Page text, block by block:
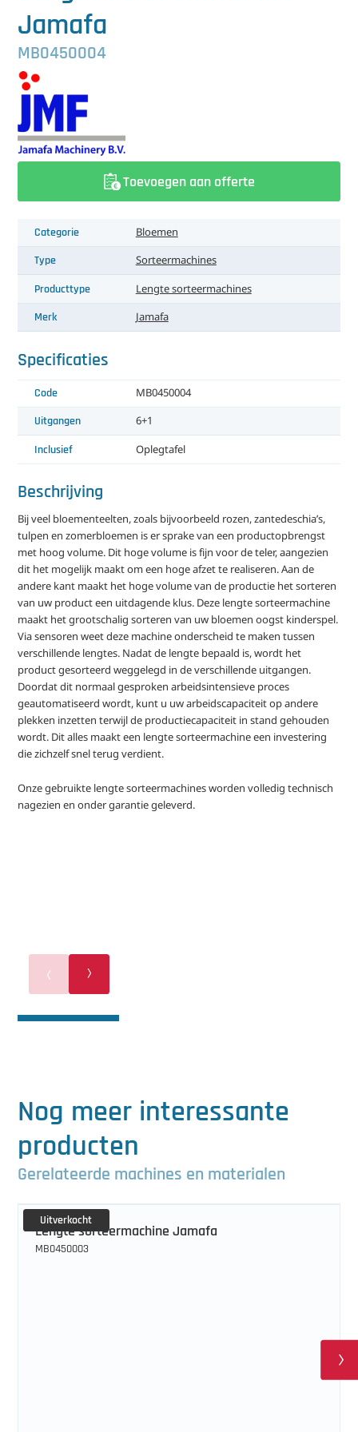
Koeling
Ontvochtiging
Reinigingsmachines
Sorteermachines
Teeltbenodigdheden
Ventilatoren
Laatst toegevoegd
Jamafa
MB0450004
Toevoegen aan offerte
Categorie Bloemen
Type Sorteermachines
Producttype Lengte sorteermachines
Merk Jamafa
Specificaties
Code MB0450004
Uitgangen 6+1
Inclusief Oplegtafel
Beschrijving
Bij veel bloementeelten, zoals bijvoorbeeld rozen, zantedeschia’s,
tulpen en zomerbloemen is er sprake van een productopbrengst
met hoog volume. Dit hoge volume is fijn voor de teler, aangezien
dit het mogelijk maakt om een hoge afzet te realiseren. Aan de
andere kant maakt het hoge volume van de productie het sorteren
van uw product een uitdagende klus. Deze lengte sorteermachine
maakt het grootschalig sorteren van uw bloemen oogst kinderspel.
Via sensoren weet deze machine onderscheid te maken tussen
verschillende lengtes. Nadat de lengte bepaald is, wordt het
product gesorteerd weggelegd in de verschillende uitgangen.
Doordat dit normaal gesproken arbeidsintensieve proces
geautomatiseerd wordt, kunt u uw arbeidscapaciteit op andere
plekken inzetten terwijl de productiecapaciteit in stand gehouden
wordt. Dit alles maakt een lengte sorteermachine een investering
die zichzelf snel terug verdient.
Onze gebruikte lengte sorteermachines worden volledig technisch
nagezien en onder garantie geleverd.
Nog meer interessante
producten
Gerelateerde machines en materialen
Uitverkocht
Lengte sorteermachine Jamafa
MB0450003